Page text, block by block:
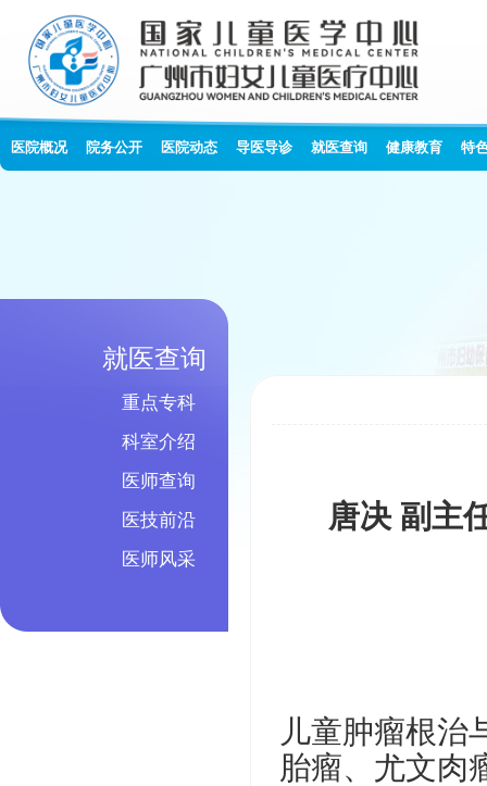
医院概况 院务公开 医院动态 导医导诊 就医查询 健康教育 特
就医查询
重点专科
科室介绍
医师查询
医技前沿
医师风采
唐决 副主
儿童肿瘤根治
胎瘤、尤文肉